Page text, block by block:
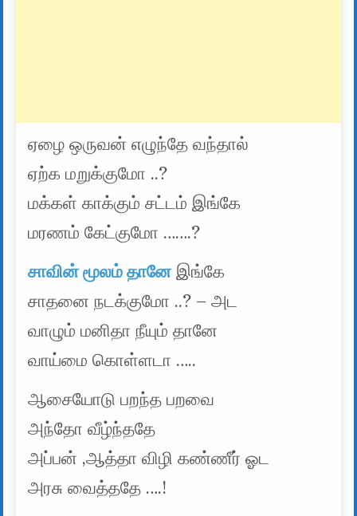
ஏழை ஒருவன் எழுந்தே வந்தால்
ஏற்க மறுக்குமோ ..?
மக்கள் காக்கும் சட்டம் இங்கே
மரணம் கேட்குமோ …….?
சாவின் மூலம் தானேஇங்கே
சாதனை நடக்குமோ ..? – அட
வாழும் மனிதா நீயும் தானே
வாய்மை கொள்ளடா …..
ஆசையோடு பறந்த பறவை
அந்தோ வீழ்ந்ததே
அப்பன் ,ஆத்தா விழி கண்ணீர் ஓட
அரசு வைத்ததே ….!